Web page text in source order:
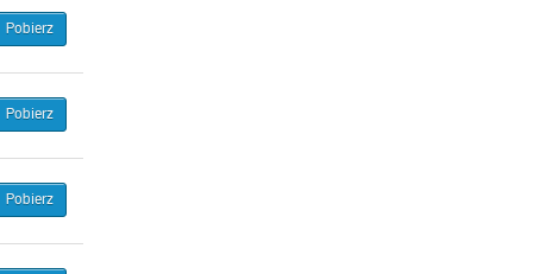
Pobierz
Pobierz
Pobierz